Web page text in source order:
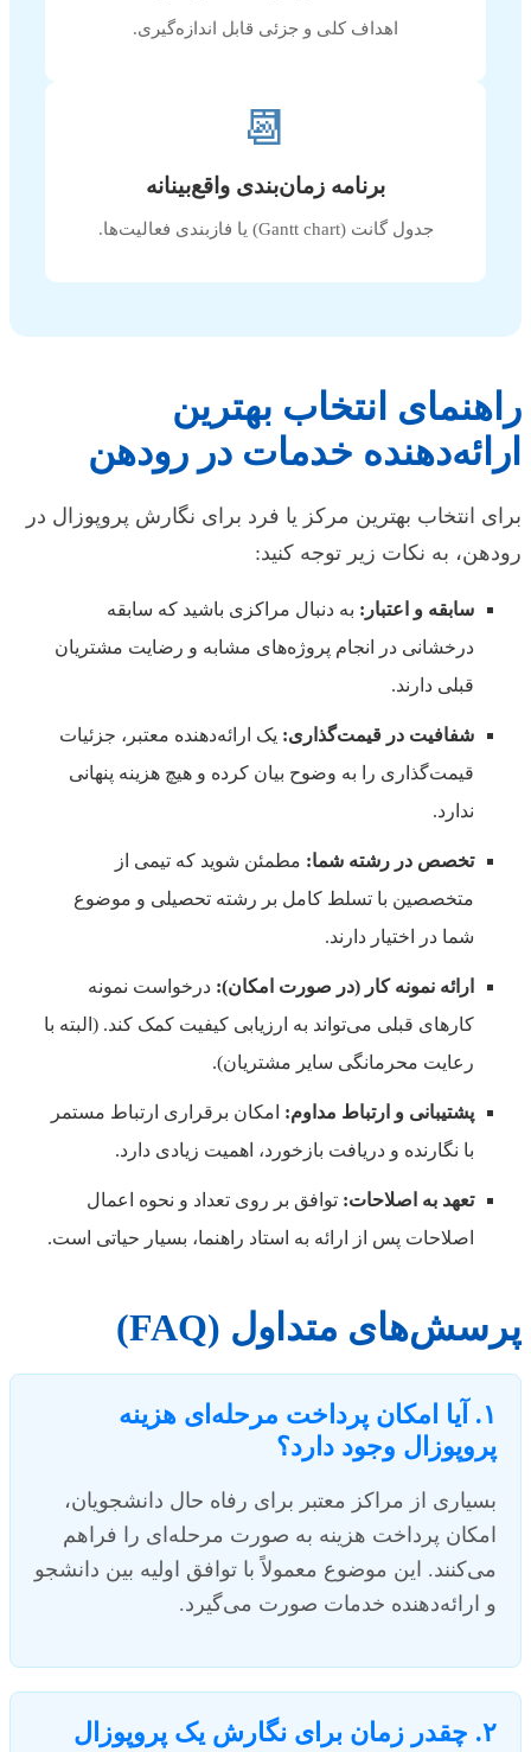
اهداف کلی و جزئی قابل اندازه‌گیری.
📆
برنامه زمان‌بندی واقع‌بینانه
جدول گانت (Gantt chart) یا فازبندی فعالیت‌ها.
راهنمای انتخاب بهترین
ارائه‌دهنده خدمات در رودهن
برای انتخاب بهترین مرکز یا فرد برای نگارش پروپوزال در
رودهن، به نکات زیر توجه کنید:
سابقه و اعتبار: به دنبال مراکزی باشید که سابقه
درخشانی در انجام پروژه‌های مشابه و رضایت مشتریان
قبلی دارند.
شفافیت در قیمت‌گذاری: یک ارائه‌دهنده معتبر، جزئیات
قیمت‌گذاری را به وضوح بیان کرده و هیچ هزینه پنهانی
ندارد.
تخصص در رشته شما: مطمئن شوید که تیمی از
متخصصین با تسلط کامل بر رشته تحصیلی و موضوع
شما در اختیار دارند.
ارائه نمونه کار (در صورت امکان): درخواست نمونه
کارهای قبلی می‌تواند به ارزیابی کیفیت کمک کند. (البته با
رعایت محرمانگی سایر مشتریان).
پشتیبانی و ارتباط مداوم: امکان برقراری ارتباط مستمر
با نگارنده و دریافت بازخورد، اهمیت زیادی دارد.
تعهد به اصلاحات: توافق بر روی تعداد و نحوه اعمال
اصلاحات پس از ارائه به استاد راهنما، بسیار حیاتی است.
پرسش‌های متداول (FAQ)
۱. آیا امکان پرداخت مرحله‌ای هزینه
پروپوزال وجود دارد؟
بسیاری از مراکز معتبر برای رفاه حال دانشجویان،
امکان پرداخت هزینه به صورت مرحله‌ای را فراهم
می‌کنند. این موضوع معمولاً با توافق اولیه بین دانشجو
و ارائه‌دهنده خدمات صورت می‌گیرد.
۲. چقدر زمان برای نگارش یک پروپوزال